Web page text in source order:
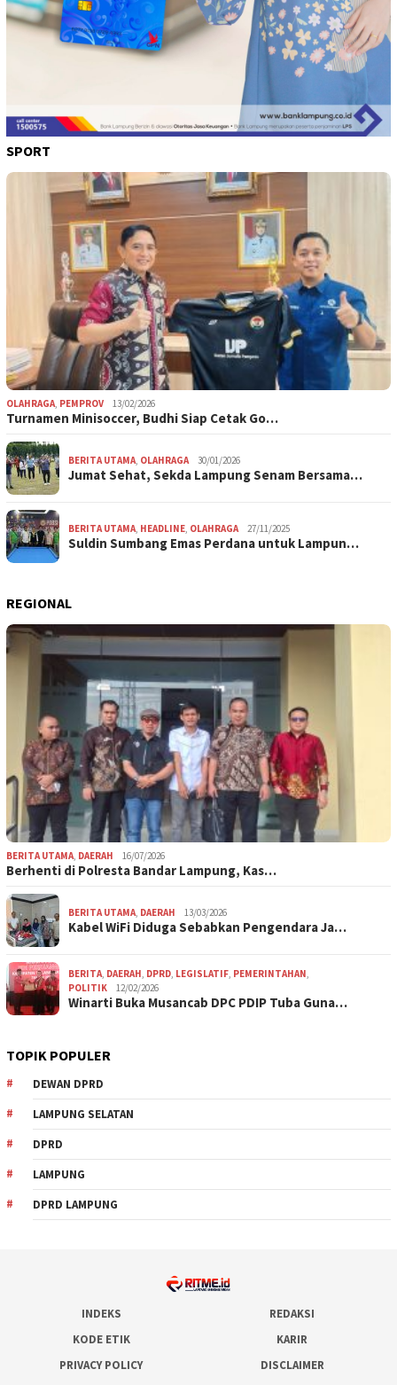
SPORT
OLAHRAGA, PEMPROV 13/02/2026
Turnamen Minisoccer, Budhi Siap Cetak Go…
BERITA UTAMA, OLAHRAGA 30/01/2026
Jumat Sehat, Sekda Lampung Senam Bersama…
BERITA UTAMA, HEADLINE, OLAHRAGA 27/11/2025
Suldin Sumbang Emas Perdana untuk Lampun…
REGIONAL
BERITA UTAMA DAERAH 16/07/2026
Berhenti di Polresta Bandar Lampung, Kas…
BERITA UTAMA DAERAH 13/03/2026
Kabel WiFi Diduga Sebabkan Pengendara Ja…
BERITA DAERAH DPRD LEGISLATIF PEMERINTAHAN
POLITIK
12/02/2026
Winarti Buka Musancab DPC PDIP Tuba Guna…
TOPIK POPULER
DEWAN DPRD
LAMPUNG SELATAN
DPRD
LAMPUNG
DPRD LAMPUNG
INDEKS
REDAKSI
KODE ETIK
KARIR
PRIVACY POLICY
DISCLAIMER